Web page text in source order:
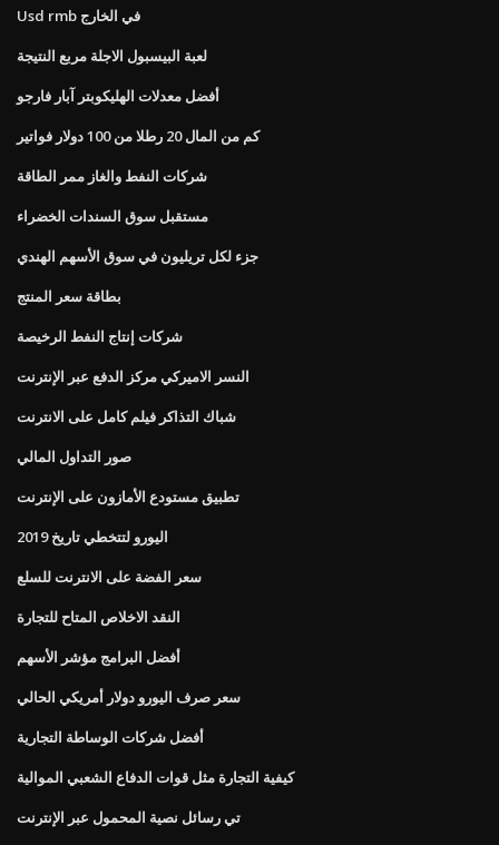
Usd rmb في الخارج
لعبة البيسبول الاجلة مربع النتيجة
أفضل معدلات الهليكوبتر آبار فارجو
كم من المال 20 رطلا من 100 دولار فواتير
شركات النفط والغاز ممر الطاقة
مستقبل سوق السندات الخضراء
جزء لكل تريليون في سوق الأسهم الهندي
بطاقة سعر المنتج
شركات إنتاج النفط الرخيصة
النسر الاميركي مركز الدفع عبر الإنترنت
شباك التذاكر فيلم كامل على الانترنت
صور التداول المالي
تطبيق مستودع الأمازون على الإنترنت
اليورو لتتخطي تاريخ 2019
سعر الفضة على الانترنت للسلع
النقد الاخلاص المتاح للتجارة
أفضل البرامج مؤشر الأسهم
سعر صرف اليورو دولار أمريكي الحالي
أفضل شركات الوساطة التجارية
كيفية التجارة مثل قوات الدفاع الشعبي الموالية
تي رسائل نصية المحمول عبر الإنترنت